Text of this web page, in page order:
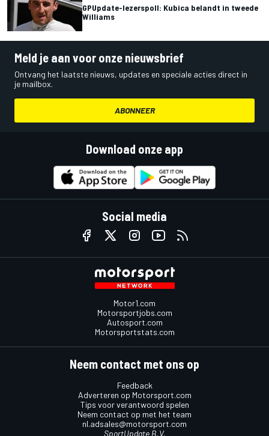
GPUpdate-lezerspoll: Kubica belandt in tweede
Williams
Meld je aan voor onze nieuwsbrief
Ontvang het laatste nieuws, updates en speciale acties direct in
je mailbox.
ABONNEER
Download onze app
Social media
Motor1.com
Motorsportjobs.com
Autosport.com
Motorsportstats.com
Neem contact met ons op
Feedback
Adverteren op Motorsport.com
Tips voor verantwoord spelen
Neem contact op met het team
nl.adsales@motorsport.com
SportUpdate B.V.